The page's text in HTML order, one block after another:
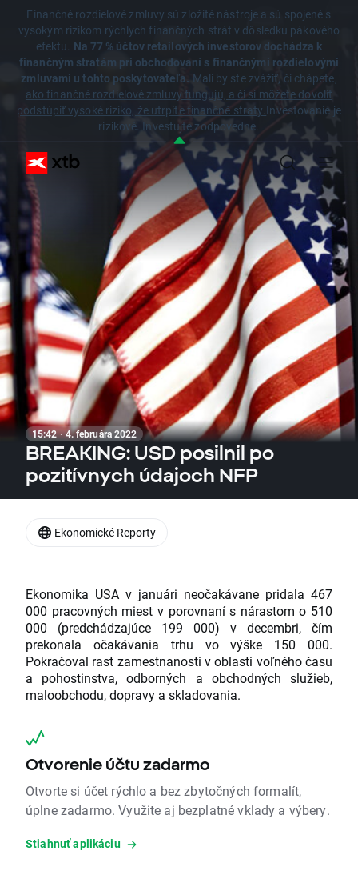
Finančné rozdielové zmluvy sú zložité nástroje a sú spojené s
vysokým rizikom rýchlych finančných strát v dôsledku pákového
efektu. Na 77 % účtov retailových investorov dochádza k
finančným stratám pri obchodovaní s finančnými rozdielovými
zmluvami u tohto poskytovateľa. Mali by ste zvážiť, či chápete,
ako finančné rozdielové zmluvy fungujú, a či si môžete dovoliť
podstúpiť vysoké riziko, že utrpíte finančné straty.Investovanie je
rizikové. Investujte zodpovedne.
15:42 · 4. februára 2022
BREAKING: USD posilnil po
pozitívnych údajoch NFP
Ekonomika USA v januári neočakávane pridala 467
000 pracovných miest v porovnaní s nárastom o 510
000 (predchádzajúce 199 000) v decembri, čím
prekonala očakávania trhu vo výške 150 000.
Pokračoval rast zamestnanosti v oblasti voľného času
a pohostinstva, odborných a obchodných služieb,
maloobchodu, dopravy a skladovania.
Otvorenie účtu zadarmo
Otvorte si účet rýchlo a bez zbytočných formalít,
úplne zadarmo. Využite aj bezplatné vklady a výbery.
Stiahnuť aplikáciu
Ekonomické Reporty